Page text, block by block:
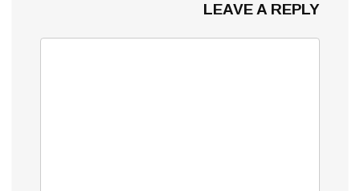
LEAVE A REPLY